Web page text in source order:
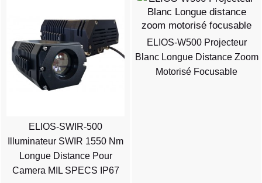
ELIOS-SWIR-500
Illuminateur SWIR 1550 Nm
Longue Distance Pour
Camera MIL SPECS IP67
ELIOS-W500 Projecteur
Blanc Longue Distance Zoom
Motorisé Focusable